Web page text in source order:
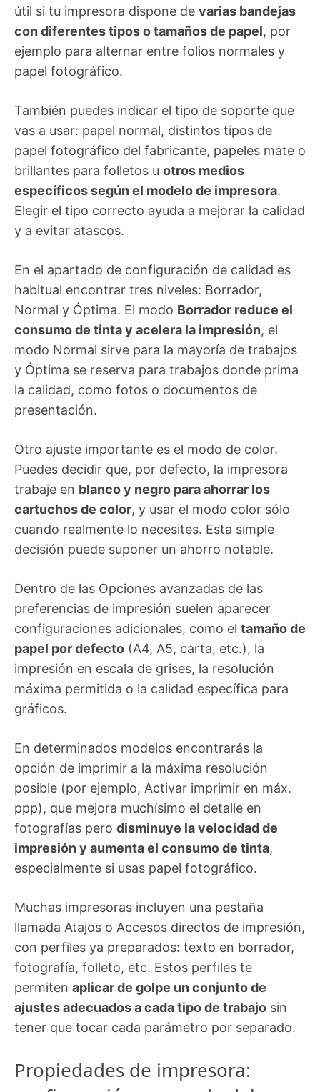
útil si tu impresora dispone de varias bandejas
con diferentes tipos o tamaños de papel, por
ejemplo para alternar entre folios normales y
papel fotográfico.
También puedes indicar el tipo de soporte que
vas a usar: papel normal, distintos tipos de
papel fotográfico del fabricante, papeles mate o
brillantes para folletos u otros medios
específicos según el modelo de impresora.
Elegir el tipo correcto ayuda a mejorar la calidad
y a evitar atascos.
En el apartado de configuración de calidad es
habitual encontrar tres niveles: Borrador,
Normal y Óptima. El modo Borrador reduce el
consumo de tinta y acelera la impresión, el
modo Normal sirve para la mayoría de trabajos
y Óptima se reserva para trabajos donde prima
la calidad, como fotos o documentos de
presentación.
Otro ajuste importante es el modo de color.
Puedes decidir que, por defecto, la impresora
trabaje en blanco y negro para ahorrar los
cartuchos de color, y usar el modo color sólo
cuando realmente lo necesites. Esta simple
decisión puede suponer un ahorro notable.
Dentro de las Opciones avanzadas de las
preferencias de impresión suelen aparecer
configuraciones adicionales, como el tamaño de
papel por defecto (A4, A5, carta, etc.), la
impresión en escala de grises, la resolución
máxima permitida o la calidad específica para
gráficos.
En determinados modelos encontrarás la
opción de imprimir a la máxima resolución
posible (por ejemplo, Activar imprimir en máx.
ppp), que mejora muchísimo el detalle en
fotografías pero disminuye la velocidad de
impresión y aumenta el consumo de tinta,
especialmente si usas papel fotográfico.
Muchas impresoras incluyen una pestaña
llamada Atajos o Accesos directos de impresión,
con perfiles ya preparados: texto en borrador,
fotografía, folleto, etc. Estos perfiles te
permiten aplicar de golpe un conjunto de
ajustes adecuados a cada tipo de trabajo sin
tener que tocar cada parámetro por separado.
Propiedades de impresora: